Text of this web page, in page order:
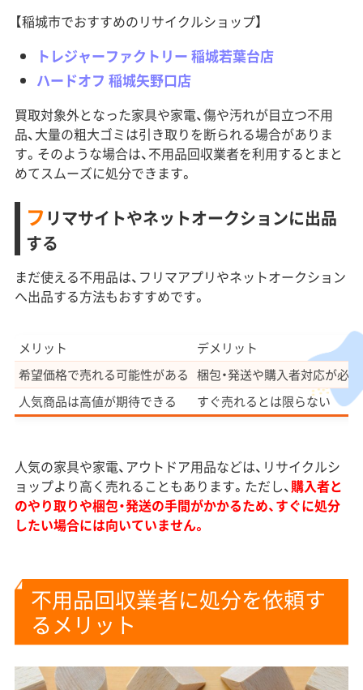
【稲城市でおすすめのリサイクルショップ】
トレジャーファクトリー 稲城若葉台店
ハードオフ 稲城矢野口店
買取対象外となった家具や家電、傷や汚れが目立つ不用
品、大量の粗大ゴミは引き取りを断られる場合がありま
す。そのような場合は、不用品回収業者を利用するとまと
めてスムーズに処分できます。
フ リマサイトやネットオークションに出品
する
まだ使える不用品は、フリマアプリやネットオークション
へ出品する方法もおすすめです。
メリット
デメリット
希望価格で売れる可能性がある 梱包・発送や購入者対応が必要
人気商品は高値が期待できる
すぐ売れるとは限らない
人気の家具や家電、アウトドア用品などは、リサイクルシ
ョップより高く売れることもあります。ただし、購入者と
のやり取りや梱包・発送の手間がかかるため、すぐに処分
したい場合には向いていません。
不用品回収業者に処分を依頼す
るメリット